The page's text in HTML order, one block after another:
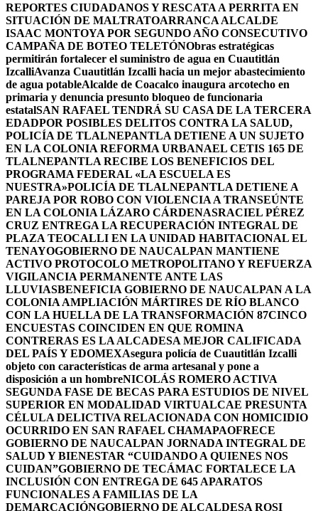
REPORTES CIUDADANOS Y RESCATA A PERRITA EN
SITUACIÓN DE MALTRATOARRANCA ALCALDE
ISAAC MONTOYA POR SEGUNDO AÑO CONSECUTIVO
CAMPAÑA DE BOTEO TELETÓNObras estratégicas
permitirán fortalecer el suministro de agua en Cuautitlán
IzcalliAvanza Cuautitlán Izcalli hacia un mejor abastecimiento
de agua potableAlcalde de Coacalco inaugura arcotecho en
primaria y denuncia presunto bloqueo de funcionaria
estatalSAN RAFAEL TENDRÁ SU CASA DE LA TERCERA
EDADPOR POSIBLES DELITOS CONTRA LA SALUD,
POLICÍA DE TLALNEPANTLA DETIENE A UN SUJETO
EN LA COLONIA REFORMA URBANAEL CETIS 165 DE
TLALNEPANTLA RECIBE LOS BENEFICIOS DEL
PROGRAMA FEDERAL «LA ESCUELA ES
NUESTRA»POLICÍA DE TLALNEPANTLA DETIENE A
PAREJA POR ROBO CON VIOLENCIA A TRANSEÚNTE
EN LA COLONIA LÁZARO CÁRDENASRACIEL PÉREZ
CRUZ ENTREGA LA RECUPERACIÓN INTEGRAL DE
PLAZA TEOCALLI EN LA UNIDAD HABITACIONAL EL
TENAYOGOBIERNO DE NAUCALPAN MANTIENE
ACTIVO PROTOCOLO METROPOLITANO Y REFUERZA
VIGILANCIA PERMANENTE ANTE LAS
LLUVIASBENEFICIA GOBIERNO DE NAUCALPAN A LA
COLONIA AMPLIACIÓN MÁRTIRES DE RÍO BLANCO
CON LA HUELLA DE LA TRANSFORMACIÓN 87CINCO
ENCUESTAS COINCIDEN EN QUE ROMINA
CONTRERAS ES LA ALCADESA MEJOR CALIFICADA
DEL PAÍS Y EDOMEXAsegura policía de Cuautitlán Izcalli
objeto con características de arma artesanal y pone a
disposición a un hombreNICOLÁS ROMERO ACTIVA
SEGUNDA FASE DE BECAS PARA ESTUDIOS DE NIVEL
SUPERIOR EN MODALIDAD VIRTUALCAE PRESUNTA
CÉLULA DELICTIVA RELACIONADA CON HOMICIDIO
OCURRIDO EN SAN RAFAEL CHAMAPAOFRECE
GOBIERNO DE NAUCALPAN JORNADA INTEGRAL DE
SALUD Y BIENESTAR “CUIDANDO A QUIENES NOS
CUIDAN”GOBIERNO DE TECÁMAC FORTALECE LA
INCLUSIÓN CON ENTREGA DE 645 APARATOS
FUNCIONALES A FAMILIAS DE LA
DEMARCACIÓNGOBIERNO DE ALCALDESA ROSI